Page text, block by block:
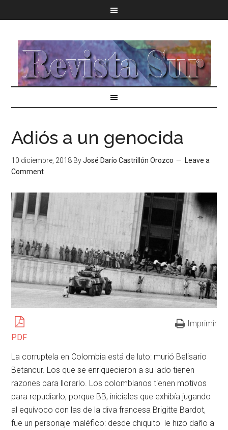
Adiós a un genocida
10 diciembre, 2018 ByJosé Darío Castrillón Orozco
Leave a
Comment
PDF
Imprimir
La corruptela en Colombia está de luto: murió Belisario
Betancur. Los que se enriquecieron a su lado tienen
razones para llorarlo. Los colombianos tienen motivos
para repudiarlo, porque BB, iniciales que exhibía jugando
al equívoco con las de la diva francesa Brigitte Bardot,
fue un personaje maléfico: desde chiquito le hizo daño a